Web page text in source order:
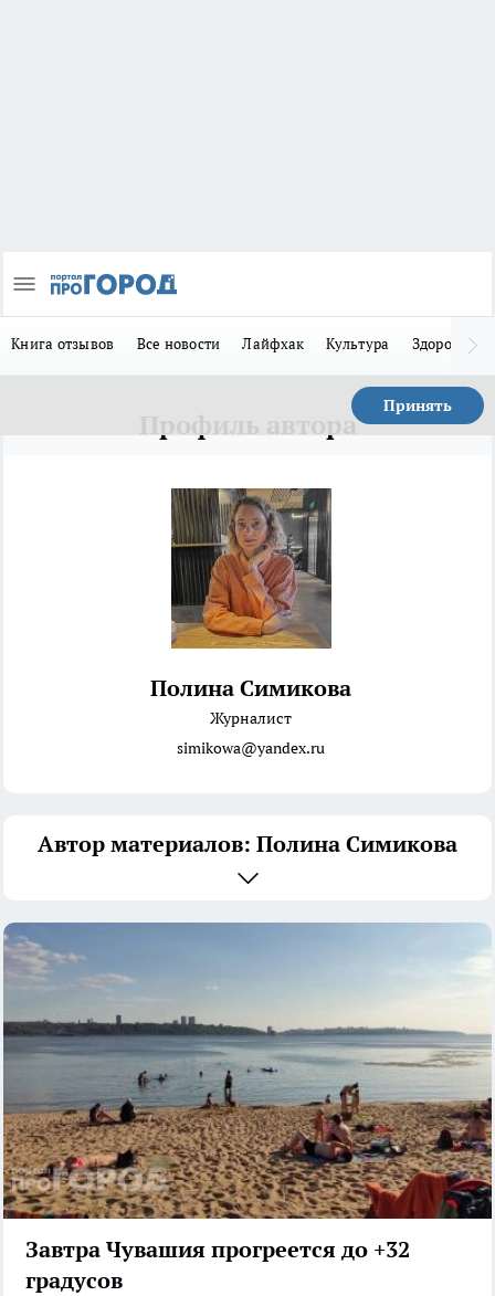
Книга отзывов Все новости Лайфхак Культура Здоровье
Принять
Профиль автора
Полина Симикова
Журналист
simikowa@yandex.ru
Автор материалов: Полина Симикова
Завтра Чувашия прогреется до +32
градусов